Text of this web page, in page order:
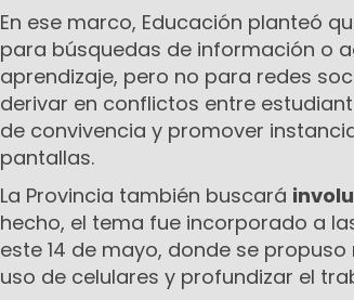
En ese marco, Educación planteó
para búsquedas de información o
aprendizaje, pero no para redes
derivar en conflictos entre
de convivencia y promover
pantallas.
La Provincia también buscará
hecho, el tema fue incorporado a
este 14 de mayo, donde se
uso de celulares y profundizar el